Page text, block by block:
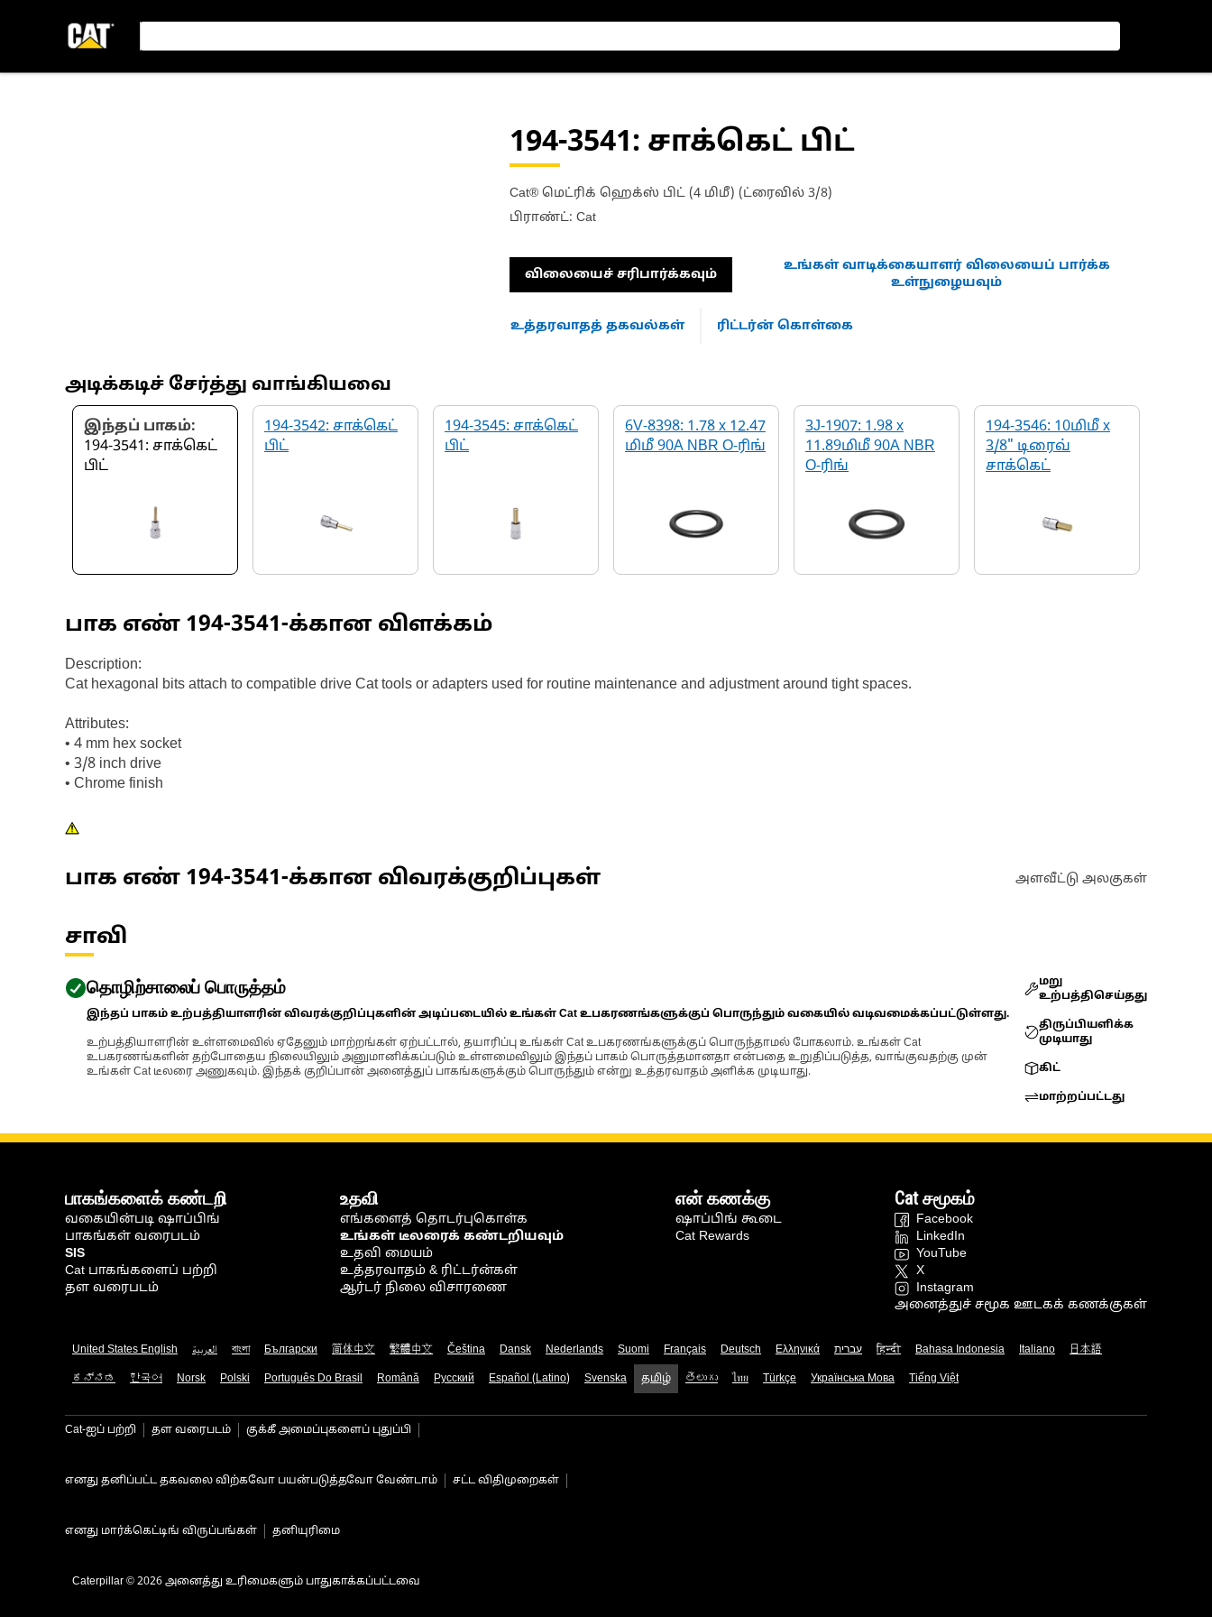
194-3541: சாக்கெட் பிட்
Cat® மெட்ரிக் ஹெக்ஸ் பிட் (4 மிமீ) (ட்ரைவில் 3/8)
பிராண்ட்: Cat
விலையைச் சரிபார்க்கவும்
உங்கள் வாடிக்கையாளர் விலையைப் பார்க்க
உள்நுழையவும்
உத்தரவாதத் தகவல்கள் ரிட்டர்ன் கொள்கை
அடிக்கடிச் சேர்த்து வாங்கியவை
இந்தப் பாகம்:
194-3541: சாக்கெட்
பிட்
194-3542: சாக்கெட்
பிட்
194-3545: சாக்கெட்
பிட்
6V-8398: 1.78 x 12.47
மிமீ 90A NBR O-ரிங்
3J-1907: 1.98 x
11.89மிமீ 90A NBR
O-ரிங்
194-3546: 10மிமீ x
3/8" டிரைவ்
சாக்கெட்
பாக எண் 194-3541-க்கான விளக்கம்
Description:
Cat hexagonal bits attach to compatible drive Cat tools or adapters used for routine maintenance and adjustment around tight spaces.
Attributes:
• 4 mm hex socket
• 3/8 inch drive
• Chrome finish
பாக எண் 194-3541-க்கான விவரக்குறிப்புகள் அளவீட்டு அலகுகள்
சாவி
தொழிற்சாலைப் பொருத்தம்
இந்தப் பாகம் உற்பத்தியாளரின் விவரக்குறிப்புகளின் அடிப்படையில் உங்கள் Cat உபகரணங்களுக்குப் பொருந்தும் வகையில் வடிவமைக்கப்பட்டுள்ளது.
உற்பத்தியாளரின் உள்ளமைவில் ஏதேனும் மாற்றங்கள் ஏற்பட்டால், தயாரிப்பு உங்கள் Cat உபகரணங்களுக்குப் பொருந்தாமல் போகலாம். உங்கள் Cat
உபகரணங்களின் தற்போதைய நிலையிலும் அனுமானிக்கப்படும் உள்ளமைவிலும் இந்தப் பாகம் பொருத்தமானதா என்பதை உறுதிப்படுத்த, வாங்குவதற்கு முன்
உங்கள் Cat டீலரை அணுகவும். இந்தக் குறிப்பான் அனைத்துப் பாகங்களுக்கும் பொருந்தும் என்று உத்தரவாதம் அளிக்க முடியாது.
மறு
உற்பத்திசெய்தது
திருப்பியளிக்க
முடியாது
கிட்
மாற்றப்பட்டது
பாகங்களைக் கண்டறி
வகையின்படி ஷாப்பிங்
பாகங்கள் வரைபடம்
SIS
Cat பாகங்களைப் பற்றி
தள வரைபடம்
உதவி
எங்களைத் தொடர்புகொள்க
உங்கள் டீலரைக் கண்டறியவும்
உதவி மையம்
உத்தரவாதம் & ரிட்டர்ன்கள்
ஆர்டர் நிலை விசாரணை
என் கணக்கு
ஷாப்பிங் கூடை
Cat Rewards
Cat சமூகம்
Facebook
LinkedIn
YouTube
X
Instagram
அனைத்துச் சமூக ஊடகக் கணக்குகள்
United States English العربية বাংলা Български 简体中文 繁體中文 Čeština Dansk Nederlands Suomi Français Deutsch Ελληνικά עברית हिन्दी Bahasa Indonesia Italiano 日本語
ಕನ್ನಡ 한국어 Norsk Polski Português Do Brasil Română Русский Español (Latino) Svenska தமிழ் తెలుగు ไทย Türkçe Українська Мова Tiếng Việt
Cat-ஐப் பற்றி தள வரைபடம் குக்கீ அமைப்புகளைப் புதுப்பி
எனது தனிப்பட்ட தகவலை விற்கவோ பயன்படுத்தவோ வேண்டாம் சட்ட விதிமுறைகள்
எனது மார்க்கெட்டிங் விருப்பங்கள் தனியுரிமை
Caterpillar © 2026 அனைத்து உரிமைகளும் பாதுகாக்கப்பட்டவை